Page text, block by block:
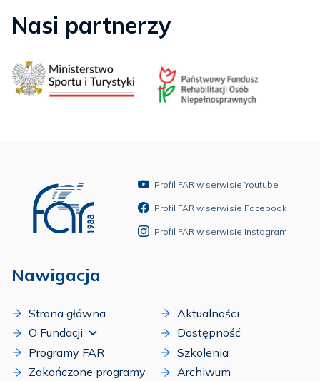
Nasi partnerzy
Profil FAR w serwisie Youtube
Profil FAR w serwisie Facebook
Profil FAR w serwisie Instagram
Nawigacja
Strona główna
O Fundacji
Programy FAR
Zakończone programy
Aktualności
Dostępność
Szkolenia
Archiwum